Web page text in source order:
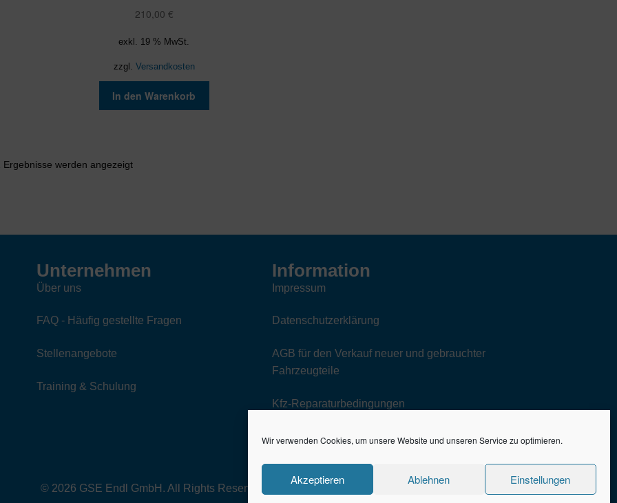
Wir verwenden Cookies, um unsere Website und unseren Service zu optimieren.
Akzeptieren Ablehnen Einstellungen
210,00 €
exkl. 19 % MwSt.
zzgl. Versandkosten
In den Warenkorb
Ergebnisse werden angezeigtNach
Unternehmen
Über uns
FAQ - Häufig gestellte Fragen
Stellenangebote
Training & Schulung
Information
Impressum
Datenschutzerklärung
AGB für den Verkauf neuer und gebrauchter
Fahrzeugteile
Kfz-Reparaturbedingungen
© 2026 GSE Endl GmbH. All Rights Reserved.